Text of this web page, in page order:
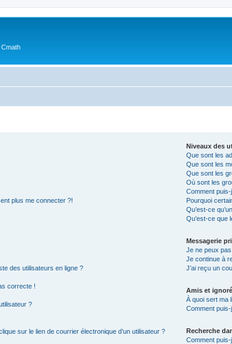
plus me connecter ?!
des utilisateurs en ligne ?
correcte !
?
sur le lien de courrier électronique d’un utilisateur ?
Niveaux des
Que sont les
Que sont les
Que sont les
Où sont les
Comment puis-
Pourquoi
Qu’est-ce
Qu’est-ce que
Messagerie
Je ne peux
Je continue à
J’ai reçu un
Amis et
À quoi sert ma
Comment puis-
Recherche
Comment